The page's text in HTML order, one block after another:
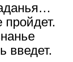
пройдет.
введет.